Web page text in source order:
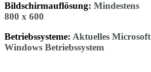
Bildschirmauflösung: Mindestens
800 x 600
Betriebssysteme: Aktuelles Microsoft
Windows Betriebssystem